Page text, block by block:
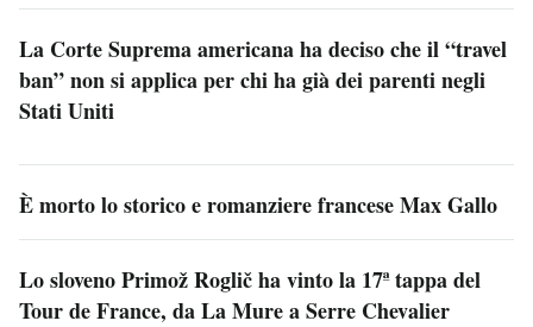
La Corte Suprema americana ha deciso che il “travel
ban” non si applica per chi ha già dei parenti negli
Stati Uniti
È morto lo storico e romanziere francese Max Gallo
Lo sloveno Primož Roglič ha vinto la 17ª tappa del
Tour de France, da La Mure a Serre Chevalier